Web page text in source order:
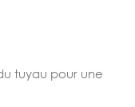
tuyau pour une